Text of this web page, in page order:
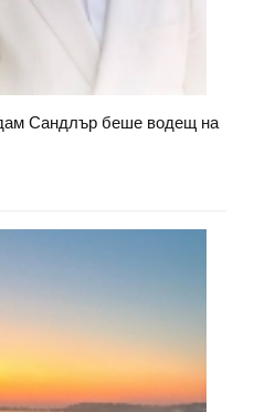
Сандлър беше водещ на